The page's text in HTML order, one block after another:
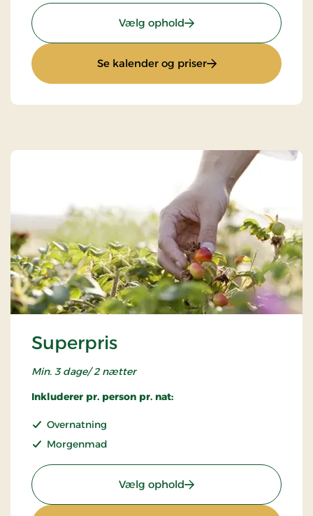
Vælg ophold: Ophold med
Se kalender og priser: Ophold med
Superpris
Min. 3 dage/ 2 nætter
Inkluderer pr. person pr. nat:
Overnatning
Morgenmad
Vælg ophold: Superpris